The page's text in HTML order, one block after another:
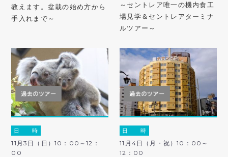
教えます。盆栽の始め方から
手入れまで～
～セントレア唯一の機内食工
場見学＆セントレアターミナ
ルツアー～
日 時
11月3日（日）10：00～12：
00
日 時
11月4日（月・祝）10：00～
12：00